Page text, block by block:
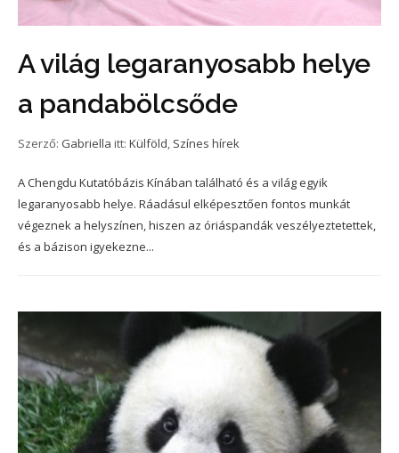
A világ legaranyosabb helye
a pandabölcsőde
Szerző: Gabriella itt: Külföld, Színes hírek
A Chengdu Kutatóbázis Kínában található és a világ egyik
legaranyosabb helye. Ráadásul elképesztően fontos munkát
végeznek a helyszínen, hiszen az óriáspandák veszélyeztetettek,
és a bázison igyekezne...